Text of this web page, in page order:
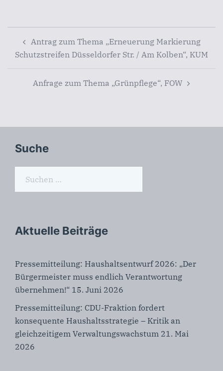
Antrag zum Thema „Erneuerung Markierung
Schutzstreifen Düsseldorfer Str. / Am Kolben“, KUM
Anfrage zum Thema „Grünpflege“, FOW
Suche
Aktuelle Beiträge
Pressemitteilung: Haushaltsentwurf 2026: „Der
Bürgermeister muss endlich Verantwortung
übernehmen!“ 15. Juni 2026
Pressemitteilung: CDU-Fraktion fordert
konsequente Haushaltsstrategie – Kritik an
gleichzeitigem Verwaltungswachstum 21. Mai
2026